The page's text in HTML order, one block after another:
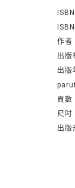
作者
出版
出版
頁
尺
出版